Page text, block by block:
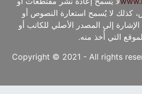
لا يُسمح استعارة النصوص أو
إلى المصدر الأصلي للكاتب أو
التي أُخذ منه.